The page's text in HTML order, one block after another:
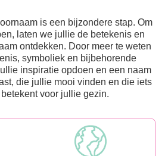
is een bijzondere stap. Om
laten we jullie de betekenis en
ontdekken. Door meer te weten
symboliek en bijbehorende
inspiratie opdoen en een naam
die jullie mooi vinden en die iets
voor jullie gezin.